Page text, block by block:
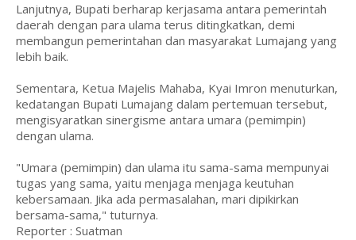
Lanjutnya, Bupati berharap kerjasama antara pemerintah
daerah dengan para ulama terus ditingkatkan, demi
membangun pemerintahan dan masyarakat Lumajang yang
lebih baik.
Sementara, Ketua Majelis Mahaba, Kyai Imron menuturkan,
kedatangan Bupati Lumajang dalam pertemuan tersebut,
mengisyaratkan sinergisme antara umara (pemimpin)
dengan ulama.
"Umara (pemimpin) dan ulama itu sama-sama mempunyai
tugas yang sama, yaitu menjaga menjaga keutuhan
kebersamaan. Jika ada permasalahan, mari dipikirkan
bersama-sama," tuturnya.
Reporter : Suatman